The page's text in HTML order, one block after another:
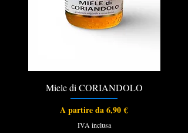
Miele di CORIANDOLO
A partire da6,90 €
Prezzo scontato
IVA inclusa